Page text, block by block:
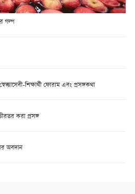
গল্প
শিক্ষার্থী ফোরাম এবং প্রসঙ্গকথা
করা প্রসঙ্গ
অবদান